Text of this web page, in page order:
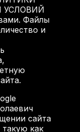
УСЛОВИЙ
Файлы
и
сайта
как